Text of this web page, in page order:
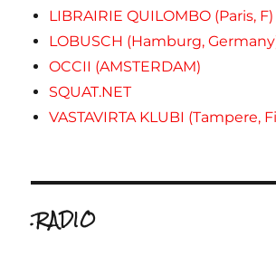
LIBRAIRIE QUILOMBO (Paris, F)
LOBUSCH (Hamburg,
OCCII (AMSTERDAM)
SQUAT.NET
VASTAVIRTA KLUBI (Tampere,
.RADIO